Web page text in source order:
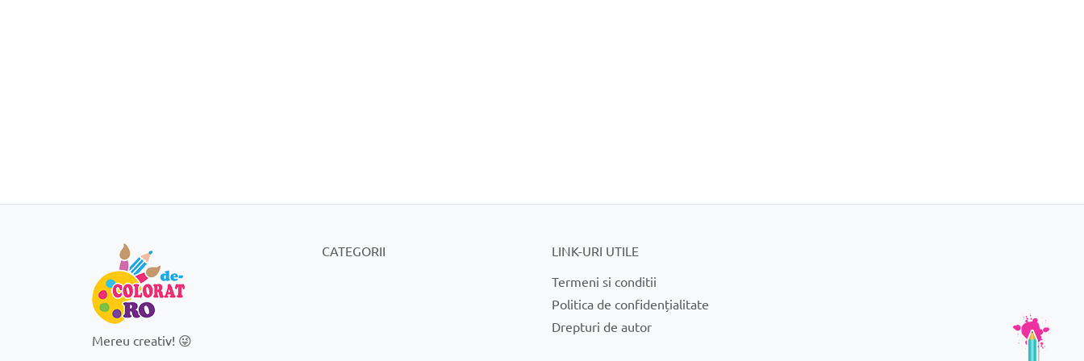
Mereu creativ! 😜
CATEGORII
LINK-URI UTILE
Termeni si conditii
Politica de confidențialitate
Drepturi de autor